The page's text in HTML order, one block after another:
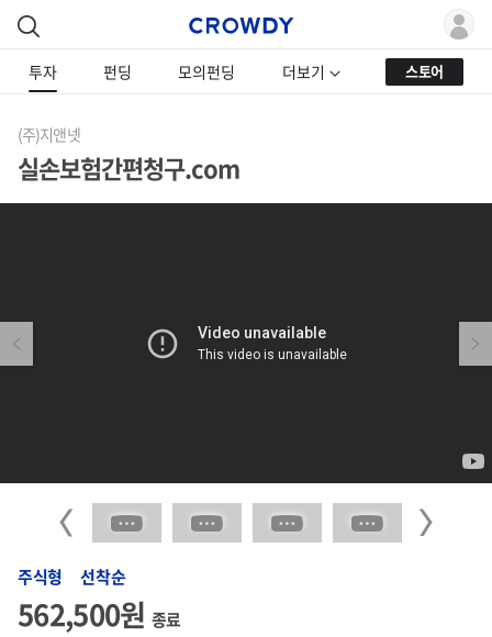
투자 펀딩 모의펀딩 더보기 스토어
(주)지앤넷
실손보험간편청구.com
Previous Next
Previous Next
주식형 선착순
562,500원 종료